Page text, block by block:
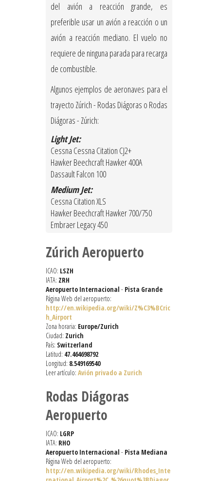
del avión a reacción grande, es
preferible usar un avión a reacción o un
avión a reacción mediano. El vuelo no
requiere de ninguna parada para recarga
de combustible.
Algunos ejemplos de aeronaves para el
trayecto Zúrich - Rodas Diágoras o Rodas
Diágoras - Zúrich:
Light Jet:
Cessna Cessna Citation CJ2+
Hawker Beechcraft Hawker 400A
Dassault Falcon 100
Medium Jet:
Cessna Citation XLS
Hawker Beechcraft Hawker 700/750
Embraer Legacy 450
Zúrich Aeropuerto
ICAO: LSZH
IATA: ZRH
Aeropuerto Internacional - Pista Grande
Página Web del aeropuerto:
http://en.wikipedia.org/wiki/Z%C3%BCric
h_Airport
Zona horaria: Europe/Zurich
Ciudad: Zurich
País: Switzerland
Latitud: 47.464698792
Longitud: 8.549169540
Leer artículo: Avión privado a Zurich
Rodas Diágoras
Aeropuerto
ICAO: LGRP
IATA: RHO
Aeropuerto Internacional - Pista Mediana
Página Web del aeropuerto:
http://en.wikipedia.org/wiki/Rhodes_Inte